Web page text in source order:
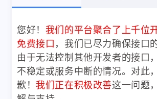
您好！ 我们的平台聚合了上千位
免费接口 ，我们已尽力确保接口
由于无法控制其他开发者的接口
不稳定或服务中断的情况。对此
歉！ 我们正在积极改善这一问题